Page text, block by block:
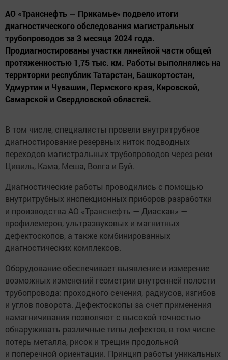
АО «Транснефть — Прикамье» подвело итоги
диагностического обследования магистральных
трубопроводов за 3 месяца 2024 года.
Продиагностированы участки линейной части общей
протяженностью 1,75 тыс. км. Работы выполнялись на
территории республик Татарстан, Башкортостан,
Удмуртии и Чувашии, Пермского края, Кировской,
Самарской и Свердловской областей.
В том числе, специалисты провели внутритрубное
диагностирование резервных ниток подводных
переходов магистральных трубопроводов через реки
Цивиль, Кама, Меша, Волга и Буй.
Диагностические работы проводились с помощью
внутритрубных инспекционных приборов разработки
и производства АО «Транснефть — Диаскан» —
профилемеров, ультразвуковых и магнитных
дефектоскопов, а также комбинированных
диагностических комплексов.
Оборудование обеспечивает выявление и измерение
возможных изменений геометрии внутренней полости
трубопровода: проходного сечения, радиусов, изгибов
и углов поворота. Дефектоскопы за счет применения
намагничивания позволяют с высокой точностью
обнаруживать различные типы дефектов, в том числе
потерь металла, рисок и трещин продольной
и поперечной ориентации. Принцип работы уникальных